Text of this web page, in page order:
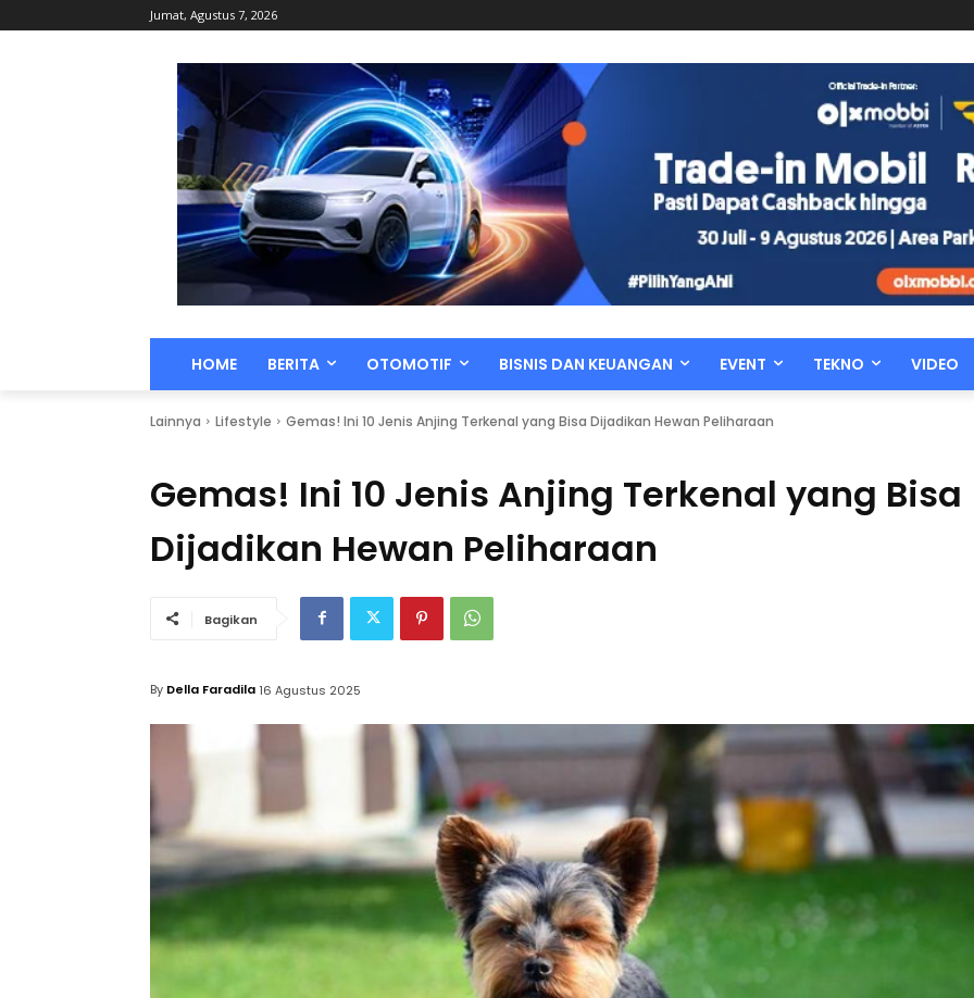
Jumat, Agustus 7, 2026
HOME BERITA OTOMOTIF BISNIS DAN KEUANGAN EVENT TEKNO VIDEO
Lainnya Lifestyle Gemas! Ini 10 Jenis Anjing Terkenal yang Bisa Dijadikan Hewan Peliharaan
Gemas! Ini 10 Jenis Anjing Terkenal yang Bisa
Dijadikan Hewan Peliharaan
Bagikan
By Della Faradila 16 Agustus 2025